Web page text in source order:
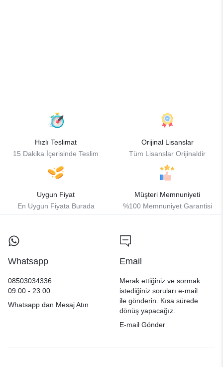
Hızlı Teslimat
15 Dakika İçerisinde Teslim
Orijinal Lisanslar
Tüm Lisanslar Orijinaldir
Uygun Fiyat
En Uygun Fiyata Burada
Müşteri Memnuniyeti
%100 Memnuniyet Garantisi
Whatsapp
08503034336
09.00 - 23.00
Whatsapp dan Mesaj Atın
Email
Merak ettiğiniz ve sormak
istediğiniz soruları e-mail
ile gönderin. Kısa sürede
dönüş yapacağız.
E-mail Gönder